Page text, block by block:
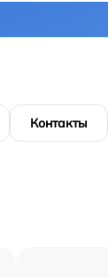
Контакты